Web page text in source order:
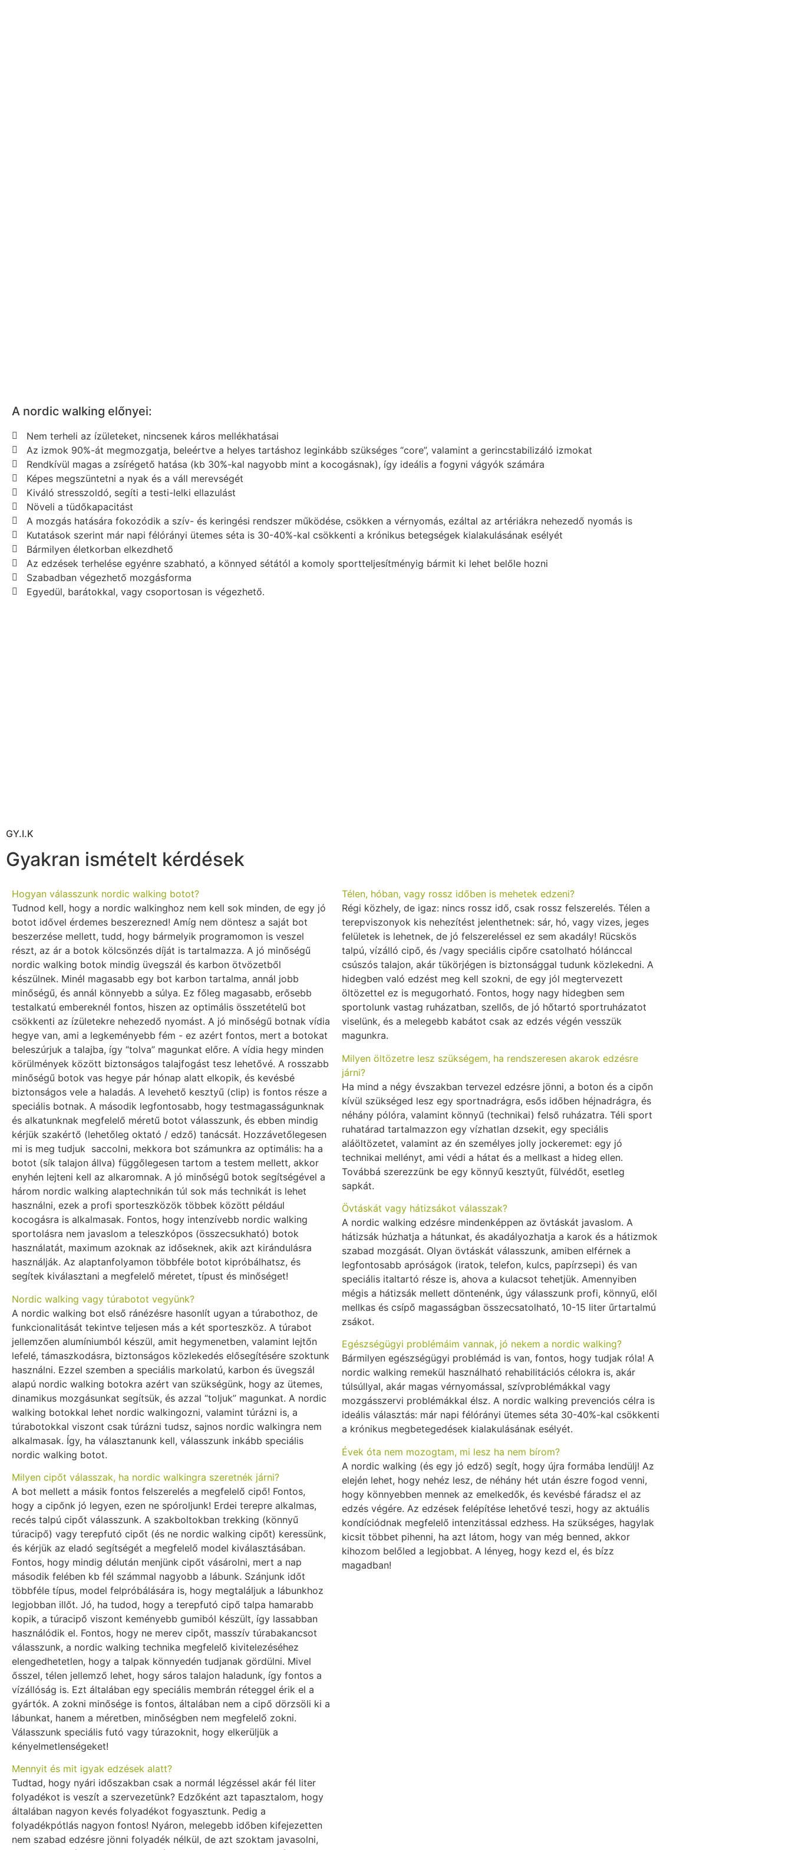
A nordic walking előnyei:
Nem terheli az ízületeket, nincsenek káros mellékhatásai
Az izmok 90%-át megmozgatja, beleértve a helyes tartáshoz leginkább szükséges “core”, valamint a gerincstabilizáló izmokat
Rendkívül magas a zsírégető hatása (kb 30%-kal nagyobb mint a kocogásnak), így ideális a fogyni vágyók számára
Képes megszüntetni a nyak és a váll merevségét
Kiváló stresszoldó, segíti a testi-lelki ellazulást
Növeli a tüdőkapacitást
A mozgás hatására fokozódik a szív- és keringési rendszer működése, csökken a vérnyomás, ezáltal az artériákra nehezedő nyomás is
Kutatások szerint már napi félórányi ütemes séta is 30-40%-kal csökkenti a krónikus betegségek kialakulásának esélyét
Bármilyen életkorban elkezdhető
Az edzések terhelése egyénre szabható, a könnyed sétától a komoly sportteljesítményig bármit ki lehet belőle hozni
Szabadban végezhető mozgásforma
Egyedül, barátokkal, vagy csoportosan is végezhető.
GY.I.K
Gyakran ismételt kérdések
Hogyan válasszunk nordic walking botot?
Tudnod kell, hogy a nordic walkinghoz nem kell sok minden, de egy jó
botot idővel érdemes beszerezned! Amíg nem döntesz a saját bot
beszerzése mellett, tudd, hogy bármelyik programomon is veszel
részt, az ár a botok kölcsönzés díját is tartalmazza. A jó minőségű
nordic walking botok mindig üvegszál és karbon ötvözetből
készülnek. Minél magasabb egy bot karbon tartalma, annál jobb
minőségű, és annál könnyebb a súlya. Ez főleg magasabb, erősebb
testalkatú embereknél fontos, hiszen az optimális összetételű bot
csökkenti az ízületekre nehezedő nyomást. A jó minőségű botnak vídia
hegye van, ami a legkeményebb fém - ez azért fontos, mert a botokat
beleszúrjuk a talajba, így “tolva” magunkat előre. A vídia hegy minden
körülmények között biztonságos talajfogást tesz lehetővé. A rosszabb
minőségű botok vas hegye pár hónap alatt elkopik, és kevésbé
biztonságos vele a haladás. A levehető kesztyű (clip) is fontos része a
speciális botnak. A második legfontosabb, hogy testmagasságunknak
és alkatunknak megfelelő méretű botot válasszunk, és ebben mindig
kérjük szakértő (lehetőleg oktató / edző) tanácsát. Hozzávetőlegesen
mi is meg tudjuk saccolni, mekkora bot számunkra az optimális: ha a
botot (sík talajon állva) függőlegesen tartom a testem mellett, akkor
enyhén lejteni kell az alkaromnak. A jó minőségű botok segítségével a
három nordic walking alaptechnikán túl sok más technikát is lehet
használni, ezek a profi sporteszközök többek között például
kocogásra is alkalmasak. Fontos, hogy intenzívebb nordic walking
sportolásra nem javaslom a teleszkópos (összecsukható) botok
használatát, maximum azoknak az időseknek, akik azt kirándulásra
használják. Az alaptanfolyamon többféle botot kipróbálhatsz, és
segítek kiválasztani a megfelelő méretet, típust és minőséget!
Nordic walking vagy túrabotot vegyünk?
A nordic walking bot első ránézésre hasonlít ugyan a túrabothoz, de
funkcionalitását tekintve teljesen más a két sporteszköz. A túrabot
jellemzően alumíniumból készül, amit hegymenetben, valamint lejtőn
lefelé, támaszkodásra, biztonságos közlekedés elősegítésére szoktunk
használni. Ezzel szemben a speciális markolatú, karbon és üvegszál
alapú nordic walking botokra azért van szükségünk, hogy az ütemes,
dinamikus mozgásunkat segítsük, és azzal “toljuk” magunkat. A nordic
walking botokkal lehet nordic walkingozni, valamint túrázni is, a
túrabotokkal viszont csak túrázni tudsz, sajnos nordic walkingra nem
alkalmasak. Így, ha választanunk kell, válasszunk inkább speciális
nordic walking botot.
Milyen cipőt válasszak, ha nordic walkingra szeretnék járni?
A bot mellett a másik fontos felszerelés a megfelelő cipő! Fontos,
hogy a cipőnk jó legyen, ezen ne spóroljunk! Erdei terepre alkalmas,
recés talpú cipőt válasszunk. A szakboltokban trekking (könnyű
túracipő) vagy terepfutó cipőt (és ne nordic walking cipőt) keressünk,
és kérjük az eladó segítségét a megfelelő model kiválasztásában.
Fontos, hogy mindig délután menjünk cipőt vásárolni, mert a nap
második felében kb fél számmal nagyobb a lábunk. Szánjunk időt
többféle típus, model felpróbálására is, hogy megtaláljuk a lábunkhoz
legjobban illőt. Jó, ha tudod, hogy a terepfutó cipő talpa hamarabb
kopik, a túracipő viszont keményebb gumiból készült, így lassabban
használódik el. Fontos, hogy ne merev cipőt, masszív túrabakancsot
válasszunk, a nordic walking technika megfelelő kivitelezéséhez
elengedhetetlen, hogy a talpak könnyedén tudjanak gördülni. Mivel
ősszel, télen jellemző lehet, hogy sáros talajon haladunk, így fontos a
vízállóság is. Ezt általában egy speciális membrán réteggel érik el a
gyártók. A zokni minősége is fontos, általában nem a cipő dörzsöli ki a
lábunkat, hanem a méretben, minőségben nem megfelelő zokni.
Válasszunk speciális futó vagy túrazoknit, hogy elkerüljük a
kényelmetlenségeket!
Mennyit és mit igyak edzések alatt?
Tudtad, hogy nyári időszakban csak a normál légzéssel akár fél liter
folyadékot is veszít a szervezetünk? Edzőként azt tapasztalom, hogy
általában nagyon kevés folyadékot fogyasztunk. Pedig a
folyadékpótlás nagyon fontos! Nyáron, melegebb időben kifejezetten
nem szabad edzésre jönni folyadék nélkül, de azt szoktam javasolni,
Télen, hóban, vagy rossz időben is mehetek edzeni?
Régi közhely, de igaz: nincs rossz idő, csak rossz felszerelés. Télen a
terepviszonyok kis nehezítést jelenthetnek: sár, hó, vagy vizes, jeges
felületek is lehetnek, de jó felszereléssel ez sem akadály! Rücskös
talpú, vízálló cipő, és /vagy speciális cipőre csatolható hólánccal
csúszós talajon, akár tükörjégen is biztonsággal tudunk közlekedni. A
hidegben való edzést meg kell szokni, de egy jól megtervezett
öltözettel ez is megugorható. Fontos, hogy nagy hidegben sem
sportolunk vastag ruházatban, szellős, de jó hőtartó sportruházatot
viselünk, és a melegebb kabátot csak az edzés végén vesszük
magunkra.
Milyen öltözetre lesz szükségem, ha rendszeresen akarok edzésre
járni?
Ha mind a négy évszakban tervezel edzésre jönni, a boton és a cipőn
kívül szükséged lesz egy sportnadrágra, esős időben héjnadrágra, és
néhány pólóra, valamint könnyű (technikai) felső ruházatra. Téli sport
ruhatárad tartalmazzon egy vízhatlan dzsekit, egy speciális
aláöltözetet, valamint az én személyes jolly jockeremet: egy jó
technikai mellényt, ami védi a hátat és a mellkast a hideg ellen.
Továbbá szerezzünk be egy könnyű kesztyűt, fülvédőt, esetleg
sapkát.
Övtáskát vagy hátizsákot válasszak?
A nordic walking edzésre mindenképpen az övtáskát javaslom. A
hátizsák húzhatja a hátunkat, és akadályozhatja a karok és a hátizmok
szabad mozgását. Olyan övtáskát válasszunk, amiben elférnek a
legfontosabb apróságok (iratok, telefon, kulcs, papírzsepi) és van
speciális italtartó része is, ahova a kulacsot tehetjük. Amennyiben
mégis a hátizsák mellett döntenénk, úgy válasszunk profi, könnyű, elől
mellkas és csípő magasságban összecsatolható, 10-15 liter űrtartalmú
zsákot.
Egészségügyi problémáim vannak, jó nekem a nordic walking?
Bármilyen egészségügyi problémád is van, fontos, hogy tudjak róla! A
nordic walking remekül használható rehabilitációs célokra is, akár
túlsúllyal, akár magas vérnyomással, szívproblémákkal vagy
mozgásszervi problémákkal élsz. A nordic walking prevenciós célra is
ideális választás: már napi félórányi ütemes séta 30-40%-kal csökkenti
a krónikus megbetegedések kialakulásának esélyét.
Évek óta nem mozogtam, mi lesz ha nem bírom?
A nordic walking (és egy jó edző) segít, hogy újra formába lendülj! Az
elején lehet, hogy nehéz lesz, de néhány hét után észre fogod venni,
hogy könnyebben mennek az emelkedők, és kevésbé fáradsz el az
edzés végére. Az edzések felépítése lehetővé teszi, hogy az aktuális
kondíciódnak megfelelő intenzitással edzhess. Ha szükséges, hagylak
kicsit többet pihenni, ha azt látom, hogy van még benned, akkor
kihozom belőled a legjobbat. A lényeg, hogy kezd el, és bízz
magadban!